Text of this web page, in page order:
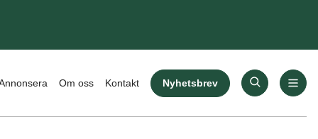
Om oss Kontakt Nyhetsbrev